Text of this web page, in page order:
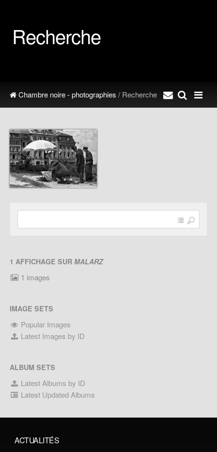
Recherche
Chambre noire - photographies / Recherche
1 AFFICHAGE SUR MALARZ
1 images
IMAGE SETS
Popular Images
Latest Images by ID
ALBUM SETS
Latest Albums by ID
Latest Updated Albums
ACTUALITÉS